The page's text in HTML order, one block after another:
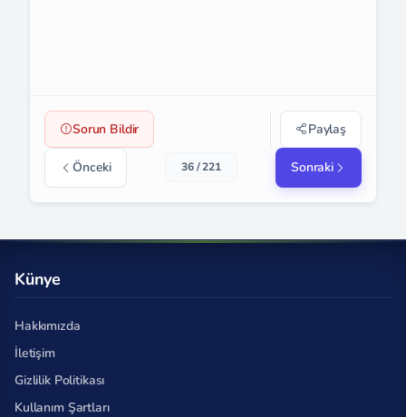
Sorun Bildir Paylaş
Önceki 36 / 221 Sonraki
Künye
Hakkımızda
İletişim
Gizlilik Politikası
Kullanım Şartları